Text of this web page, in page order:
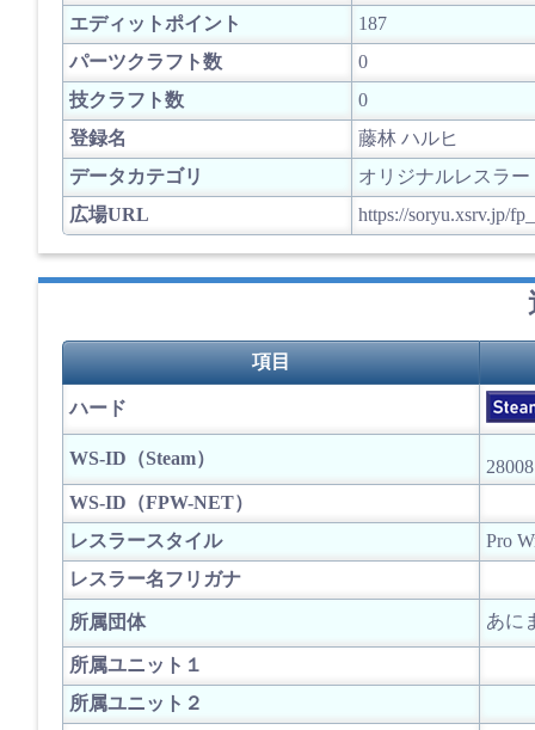
エディットポイント
187
パーツクラフト数
0
技クラフト数
0
登録名
藤林 ハルヒ
データカテゴリ
オリジナルレスラー
広場URL
https://soryu.xsrv.jp/
項目
ハード
WS-ID（Steam）
WS-ID（FPW-NET）
レスラースタイル
Pro
レスラー名フリガナ
所属団体 あに
所属ユニット１
所属ユニット２